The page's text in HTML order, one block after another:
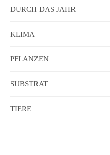
DURCH DAS JAHR
KLIMA
PFLANZEN
SUBSTRAT
TIERE